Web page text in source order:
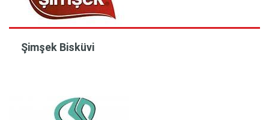
Şimşek Bisküvi